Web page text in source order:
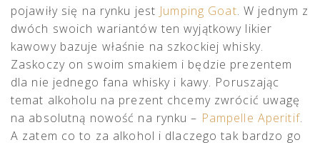
pojawiły się na rynku jest Jumping Goat. W jednym z
dwóch swoich wariantów ten wyjątkowy likier
kawowy bazuje właśnie na szkockiej whisky.
Zaskoczy on swoim smakiem i będzie prezentem
dla nie jednego fana whisky i kawy. Poruszając
temat alkoholu na prezent chcemy zwrócić uwagę
na absolutną nowość na rynku – Pampelle Aperitif.
A zatem co to za alkohol i dlaczego tak bardzo go